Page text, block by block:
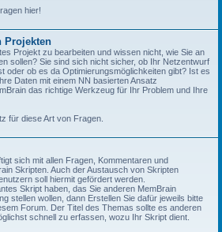
hier!
Projekten
Projekt zu bearbeiten und wissen nicht, wie Sie an
sollen? Sie sind sich nicht sicher, ob Ihr Netzentwurf
oder ob es da Optimierungsmöglichkeiten gibt? Ist es
Daten mit einem NN basierten Ansatz
das richtige Werkzeug für Ihr Problem und Ihre
für diese Art von Fragen.
sich mit allen Fragen, Kommentaren und
Skripten. Auch der Austausch von Skripten
soll hiermit gefördert werden.
Skript haben, das Sie anderen MemBrain
stellen wollen, dann Erstellen Sie dafür jeweils bitte
Forum. Der Titel des Themas sollte es anderen
schnell zu erfassen, wozu Ihr Skript dient.